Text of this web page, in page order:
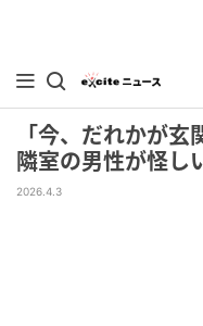
「今、だれかが玄
隣室の男性が怪し
2026.4.3